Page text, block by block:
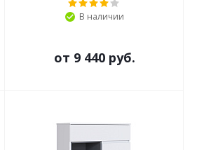
В наличии
от 9 440 руб.